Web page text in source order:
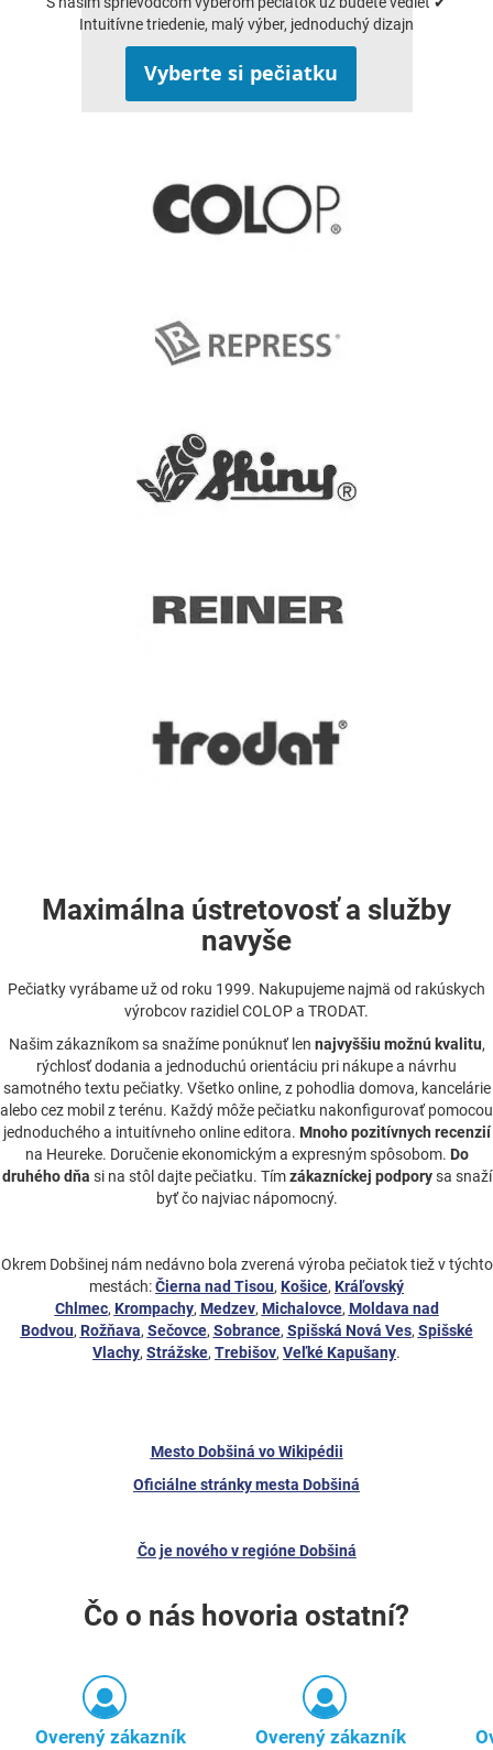
Intuitívne triedenie, malý výber, jednoduchý dizajn
Vyberte si pečiatku
Maximálna ústretovosť a služby
navyše
Pečiatky vyrábame už od roku 1999. Nakupujeme najmä od rakúskych
výrobcov razidiel COLOP a TRODAT.
Našim zákazníkom sa snažíme ponúknuť len najvyššiu možnú kvalitu,
rýchlosť dodania a jednoduchú orientáciu pri nákupe a návrhu
samotného textu pečiatky. Všetko online, z pohodlia domova, kancelárie
alebo cez mobil z terénu. Každý môže pečiatku nakonfigurovať pomocou
jednoduchého a intuitívneho online editora. Mnoho pozitívnych recenzií
na Heureke. Doručenie ekonomickým a expresným spôsobom. Do
druhého dňa si na stôl dajte pečiatku. Tímzákazníckej podporysa snaží
byť čo najviac nápomocný.
Okrem Dobšinej nám nedávno bola zverená výroba pečiatok tiež v týchto
mestách:Čierna nad Tisou, Košice, Kráľovský
Chlmec, Krompachy, Medzev, Michalovce, Moldava nad
Bodvou, Rožňava, Sečovce, Sobrance, Spišská Nová Ves, Spišské
Vlachy, Strážske, Trebišov, Veľké Kapušany.
Mesto Dobšiná vo Wikipédii
Oficiálne stránky mesta Dobšiná
Čo je nového v regióne Dobšiná
Čo o nás hovoria ostatní?
Overený zákazník Overený zákazník